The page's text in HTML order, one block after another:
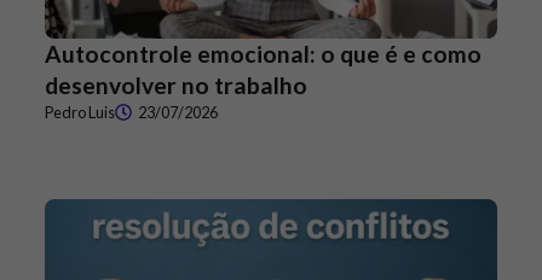
Autocontrole emocional: o que é e como
desenvolver no trabalho
Pedro Luis 23/07/2026